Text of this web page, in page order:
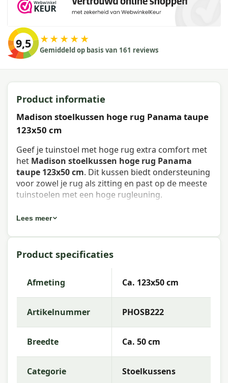
9,5 ★★★★★
Gemiddeld op basis van 161 reviews
Product informatie
Madison stoelkussen hoge rug Panama taupe
123x50 cm
Geef je tuinstoel met hoge rug extra comfort met
het Madison stoelkussen hoge rug Panama
taupe 123x50 cm. Dit kussen biedt ondersteuning
voor zowel je rug als zitting en past op de meeste
tuinstoelen met een hoge rugleuning.
Eigenschappen Madison stoelkussen
hoge rug Panama taupe 123x50 cm
Artikelnummer:PHOSB222
Madison
Kleur:taupe
Afmeting:Ca. 123x50 cm
Stof: 50% Cotton 45% Polyester 5% Other fibers
Vulling:Mix SG-20
Lees meer
Product specificaties
Afmeting Ca. 123x50 cm
Artikelnummer PHOSB222
Breedte Ca. 50 cm
Categorie Stoelkussens